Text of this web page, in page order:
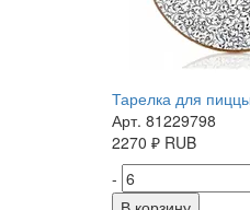
Тарелка для
Арт. 81229798
2270 ₽ RUB
-